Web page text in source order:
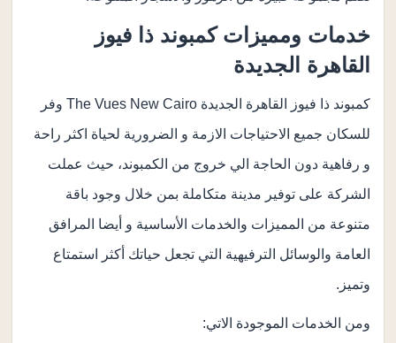
خدمات ومميزات كمبوند ذا فيوز
القاهرة الجديدة
كمبوند ذا فيوز القاهرة الجديدة The Vues New Cairo وفر
للسكان جميع الاحتياجات الازمة و الضرورية لحياة اكثر راحة
و رفاهية دون الحاجة الي خروج من الكمبوند، حيث عملت
الشركة على توفير مدينة متكاملة بمن خلال وجود باقة
متنوعة من المميزات والخدمات الأساسية و أيضا المرافق
العامة والوسائل الترفيهية التي تجعل حياتك أكثر استمتاع
وتميز.
ومن الخدمات الموجودة الاتي: